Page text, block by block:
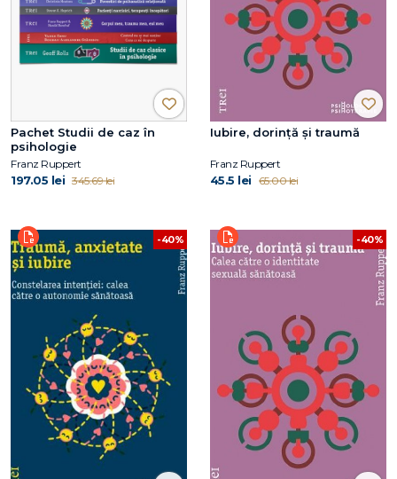
Pachet Studii de caz în
psihologie
Franz Ruppert
197.05 lei 345.69 lei
Iubire, dorință și traumă
Franz Ruppert
45.5 lei 65.00 lei
-40% -40%